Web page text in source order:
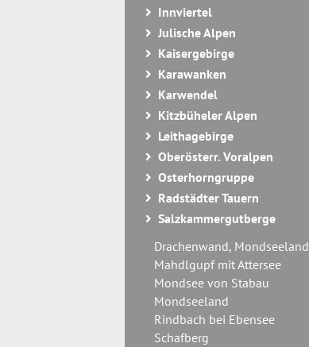
Innviertel
Julische Alpen
Kaisergebirge
Karawanken
Karwendel
Kitzbüheler Alpen
Leithagebirge
Oberösterr. Voralpen
Osterhorngruppe
Radstädter Tauern
Salzkammergutberge
Drachenwand, Mondseeland
Mahdlgupf mit Attersee
Mondsee von Stabau
Mondseeland
Rindbach bei Ebensee
Schafberg